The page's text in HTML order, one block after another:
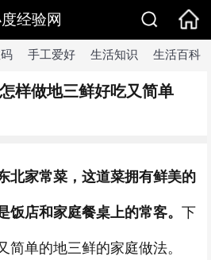
经验网
手工爱好 生活知识 生活百科
样做地三鲜好吃又简单
北家常菜，这道菜拥有鲜美的
饭店和家庭餐桌上的常客。 下
简单的地三鲜的家庭做法。